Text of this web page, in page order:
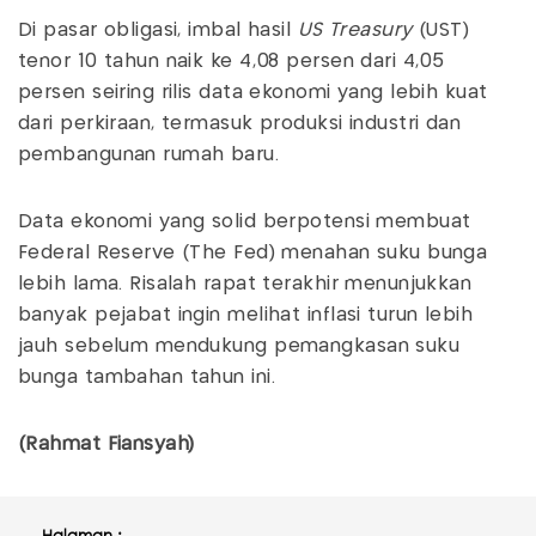
Di pasar obligasi, imbal hasil US Treasury(UST)
tenor 10 tahun naik ke 4,08 persen dari 4,05
persen seiring rilis data ekonomi yang lebih kuat
dari perkiraan, termasuk produksi industri dan
pembangunan rumah baru.
Data ekonomi yang solid berpotensi membuat
Federal Reserve (The Fed) menahan suku bunga
lebih lama. Risalah rapat terakhir menunjukkan
banyak pejabat ingin melihat inflasi turun lebih
jauh sebelum mendukung pemangkasan suku
bunga tambahan tahun ini.
(Rahmat Fiansyah)